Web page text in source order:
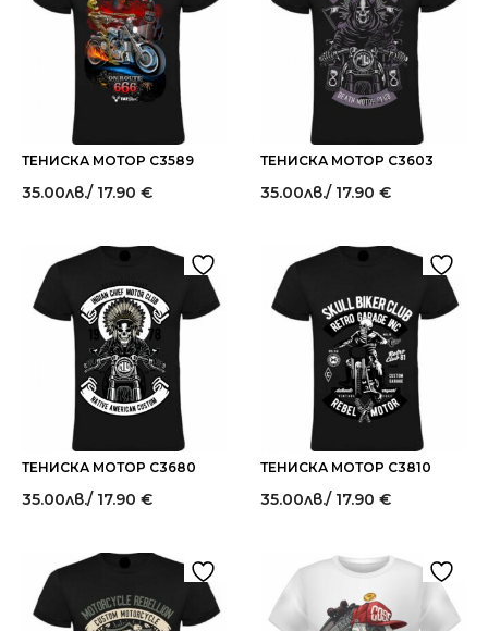
ТЕНИСКА МОТОР C3589
35.00лв./ 17.90 €
ТЕНИСКА МОТОР C3603
35.00лв./ 17.90 €
ТЕНИСКА МОТОР C3680
35.00лв./ 17.90 €
ТЕНИСКА МОТОР C3810
35.00лв./ 17.90 €